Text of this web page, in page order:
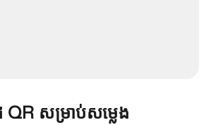
QR សម្រាប់សម្លេង